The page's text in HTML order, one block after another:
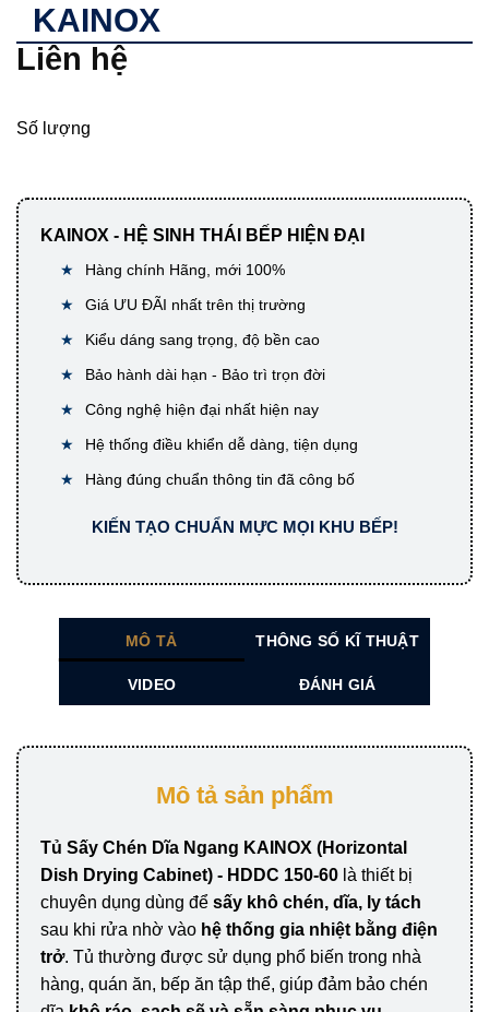
KAINOX
Liên hệ
Số lượng
KAINOX - HỆ SINH THÁI BẾP HIỆN ĐẠI
Hàng chính Hãng, mới 100%
Giá ƯU ĐÃI nhất trên thị trường
Kiểu dáng sang trọng, độ bền cao
Bảo hành dài hạn - Bảo trì trọn đời
Công nghệ hiện đại nhất hiện nay
Hệ thống điều khiển dễ dàng, tiện dụng
Hàng đúng chuẩn thông tin đã công bố
KIẾN TẠO CHUẨN MỰC MỌI KHU BẾP!
MÔ TẢ THÔNG SỐ KĨ THUẬT
VIDEO ĐÁNH GIÁ
Mô tả sản phẩm
Tủ Sấy Chén Dĩa Ngang KAINOX (Horizontal
Dish Drying Cabinet) - HDDC 150-60 là thiết bị
chuyên dụng dùng để sấy khô chén, dĩa, ly tách
sau khi rửa nhờ vào hệ thống gia nhiệt bằng điện
trở. Tủ thường được sử dụng phổ biến trong nhà
hàng, quán ăn, bếp ăn tập thể, giúp đảm bảo chén